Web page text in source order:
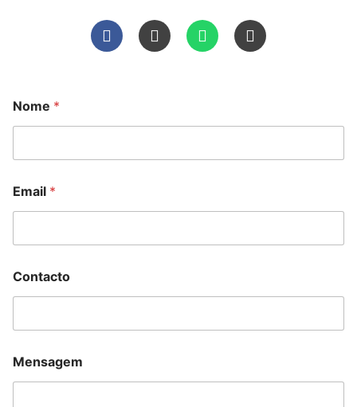
Nome *
Email *
Contacto
Mensagem